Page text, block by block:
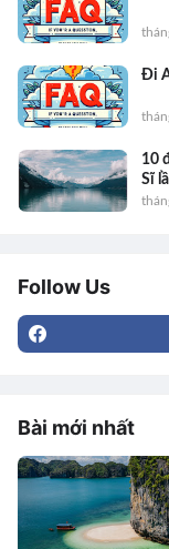
Đi
10
Sĩ
Follow Us
Bài mới nhất